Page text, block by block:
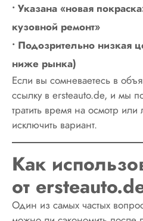
• Указана «новая
кузовной ремонт»
• Подозрительно низкая
ниже рынка)
Если вы сомневаетесь в
ссылку в ersteauto.de, и мы
тратить время на осмотр
исключить вариант.
Как
от
Один из самых частых